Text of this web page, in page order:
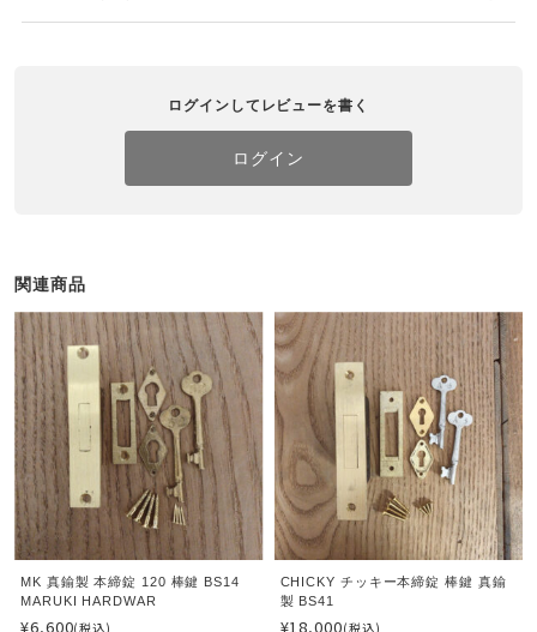
ログインしてレビューを書く
ログイン
関連商品
MK 真鍮製 本締錠 120 棒鍵 BS14
MARUKI HARDWAR
¥6,600(税込)
CHICKY チッキー本締錠 棒鍵 真鍮
製 BS41
¥18,000(税込)